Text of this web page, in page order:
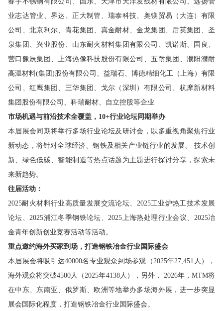
业志达管业、界达、正大制管、瑞泰科技、奥镁贸易（大连）有限
公司、北京利尔、青花集团、真金耐材、金龙集团、后英集团、圣
泉集团、兴业股份、山东耐火材料集团有限公司、凯诺斯、国良、
营口豫辰集团、上海热像科技股份有限公司、五耐集团、濮阳濮耐
高温材料(集团)股份有限公司、益瑞石、博德精细化工（上海）有限
公司、红鹰集团、三华集团、戈尔（深圳）有限公司、杭摩新材料
集团股份有限公司、科瑞耐材、自立控股等企业
市场机遇与前沿技术全覆盖，10+行业论坛同期举办
本届展会同期将举行多场行业论坛及研讨会，以多重视角聚焦行业
新动态，将针对全球经济、钢铁及相关产业链行业的发展、 技术创
新、绿色低碳、智能制造等热点话题为主题进行探讨分享，探索未
来新趋势。
往届活动 ：
2025耐火材料行业高质量发展交流论坛、2025工业炉热工技术发展
论坛、2025浦江冬季钢铁论坛、2025上海热处理行业会议、 2025冶
金青年创新创业竞赛活动等活动。
重点邀约海外买家到场，打造钢铁冶金行业国际盛会
本届展会将吸引达40000名专业观众到场参观（2025年27,451人），
海外观众将突破4500人（2025年4138人），另外， 2026年，MTM将
在中东、东南亚、俄罗斯、欧洲等地举办多场海外展，进一步突显
展会国际化程度，打造钢铁冶金行业国际盛会。